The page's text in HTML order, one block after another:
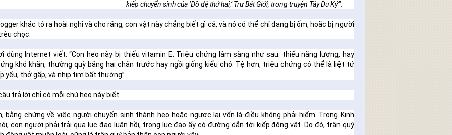
kiếp chuyển sinh của ‘Đồ đệ thứ hai,’ Trư Bát Giới, trong truyện Tây Du Ký”.
khác tỏ ra hoài nghi và cho rằng, con vật này chẳng biết gì cả, và nó có thể chỉ đang bị ốm, hoặc bị người
chọc.
dùng Internet viết: “Con heo này bị thiếu vitamin E. Triệu chứng lâm sàng như sau: thiếu năng lượng, hay
khó khăn, thường quỳ bằng hai chân trước hay ngồi giống kiểu chó. Tệ hơn, triệu chứng có thể là liệt tứ
yếu, thở gấp, và nhịp tim bất thường”.
trả lời chỉ có mỗi chú heo này biết.
bằng chứng về việc người chuyển sinh thành heo hoặc ngược lại vốn là điều không phải hiếm. Trong Kinh
con người phải trải qua lục đạo luân hồi, trong lục đạo ấy có đường dẫn tới kiếp động vật. Do đó, trân quý